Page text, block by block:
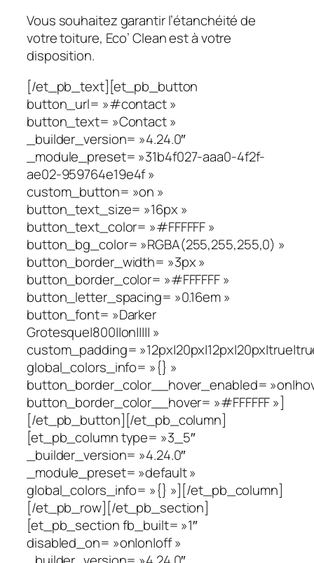
Vous souhaitez garantir l’étanchéité de
votre toiture, Eco’ Clean est à votre
disposition.
[/et_pb_text][et_pb_button
button_url= »#contact »
button_text= »Contact »
_builder_version= »4.24.0″
_module_preset= »31b4f027-aaa0-4f2f-
ae02-959764e19e4f »
custom_button= »on »
button_text_size= »16px »
button_text_color= »#FFFFFF »
button_bg_color= »RGBA(255,255,255,0) »
button_border_width= »3px »
button_border_color= »#FFFFFF »
button_letter_spacing= »0.16em »
button_font= »Darker
Grotesque|800||on||||| »
custom_padding=
global_colors_info= »{} »
button_border_color__hover_enabled=
button_border_color__hover= »#FFFFFF »]
[/et_pb_button][/et_pb_column]
[et_pb_column type= »3_5″
_builder_version= »4.24.0″
_module_preset= »default »
global_colors_info= »{} »][/et_pb_column]
[/et_pb_row][/et_pb_section]
[et_pb_section fb_built= »1″
disabled_on= »on|on|off »